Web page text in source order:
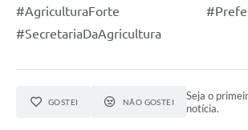
#AgriculturaForte
#SecretariaDaAgricultura
GOSTEI NÃO GOSTEI
Seja o
notícia.